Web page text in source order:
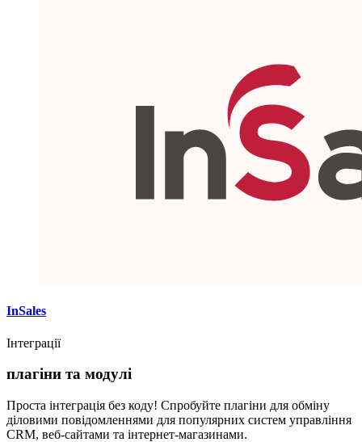
InSales
Інтеграції
плагіни та модулі
Проста інтеграція без коду! Спробуйте плагіни для обміну
діловими повідомленнями для популярних систем управління
CRM, веб-сайтами та інтернет-магазинами.